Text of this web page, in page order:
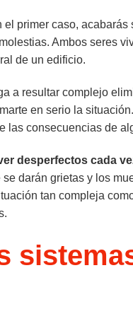
primer caso,
Ambos seres
de un edificio.
a resultar complejo
en serio la
las consecuencias de
desperfectos cada
darán grietas y los
tan compleja